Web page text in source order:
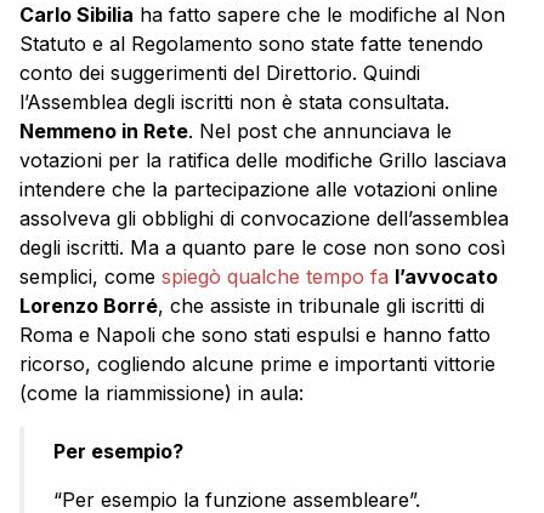
Carlo Sibilia ha fatto sapere che le modifiche al Non
Statuto e al Regolamento sono state fatte tenendo
conto dei suggerimenti del Direttorio. Quindi
l’Assemblea degli iscritti non è stata consultata.
Nemmeno in Rete. Nel post che annunciava le
votazioni per la ratifica delle modifiche Grillo lasciava
intendere che la partecipazione alle votazioni online
assolveva gli obblighi di convocazione dell’assemblea
degli iscritti. Ma a quanto pare le cose non sono così
semplici, come spiegò qualche tempo fa l’avvocato
Lorenzo Borré, che assiste in tribunale gli iscritti di
Roma e Napoli che sono stati espulsi e hanno fatto
ricorso, cogliendo alcune prime e importanti vittorie
(come la riammissione) in aula:
Per esempio?
“Per esempio la funzione assembleare”.